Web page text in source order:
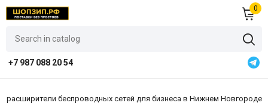
0
+7 987 088 20 54
и расширители беспроводных сетей для бизнеса в Нижнем Новгороде